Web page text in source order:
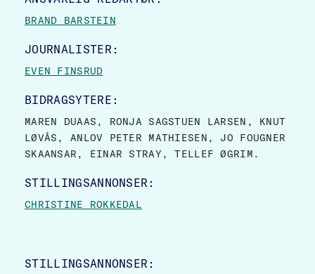
BRAND BARSTEIN
JOURNALISTER:
EVEN FINSRUD
BIDRAGSYTERE:
MAREN DUAAS, RONJA SAGSTUEN LARSEN, KNUT
LØVÅS, ANLOV PETER MATHIESEN, JO FOUGNER
SKAANSAR, EINAR STRAY, TELLEF ØGRIM.
STILLINGSANNONSER:
CHRISTINE ROKKEDAL
STILLINGSANNONSER: